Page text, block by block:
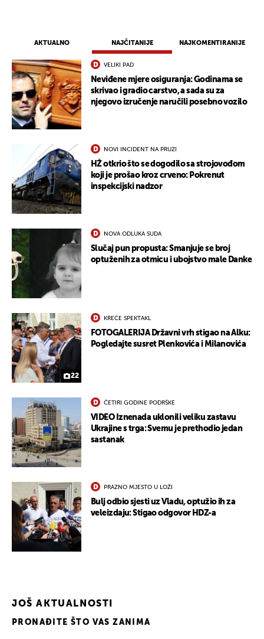
AKTUALNO NAJČITANIJE NAJKOMENTIRANIJE
VELIKI PAD
Neviđene mjere osiguranja: Godinama se
skrivao i gradio carstvo, a sada su za
njegovo izručenje naručili posebno vozilo
NOVI INCIDENT NA PRUZI
HŽ otkrio što se dogodilo sa strojovođom
koji je prošao kroz crveno: Pokrenut
inspekcijski nadzor
NOVA ODLUKA SUDA
Slučaj pun propusta: Smanjuje se broj
optuženih za otmicu i ubojstvo male Danke
22
KREĆE SPEKTAKL
FOTOGALERIJA Državni vrh stigao na Alku:
Pogledajte susret Plenkovića i Milanovića
ČETIRI GODINE PODRŠKE
VIDEO Iznenada uklonili veliku zastavu
Ukrajine s trga: Svemu je prethodio jedan
sastanak
PRAZNO MJESTO U LOŽI
Bulj odbio sjesti uz Vladu, optužio ih za
veleizdaju: Stigao odgovor HDZ-a
JOŠ AKTUALNOSTI
PRONAĐITE ŠTO VAS ZANIMA